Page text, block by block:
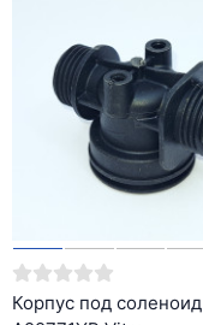
Корпус под соленоид